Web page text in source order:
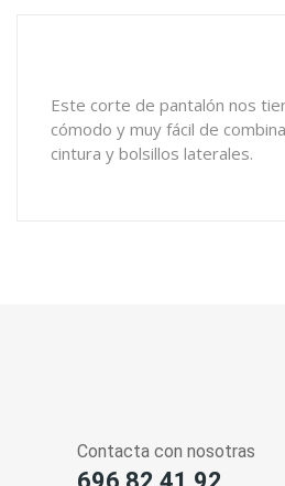
Este corte de pantalón nos
cómodo y muy fácil de
cintura y bolsillos laterales.
Contacta con nosotras